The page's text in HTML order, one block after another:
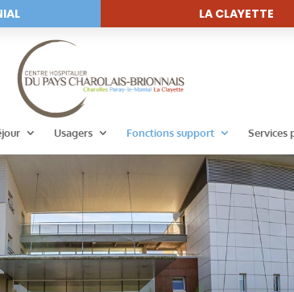
LA CLAYETTE
Usagers Fonctions support Services